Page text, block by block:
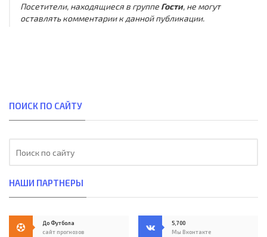
Посетители, находящиеся в группе Гости, не могут
оставлять комментарии к данной публикации.
ПОИСК ПО САЙТУ
НАШИ ПАРТНЕРЫ
До Футбола
сайт прогнозов
5,700
Мы Вконтакте